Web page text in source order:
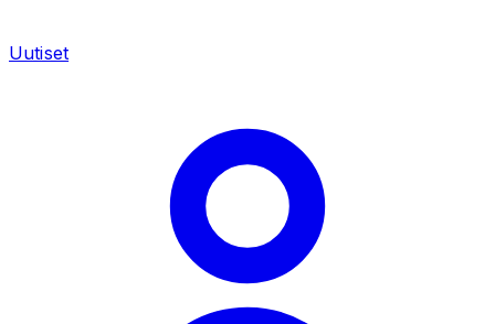
Uutiset